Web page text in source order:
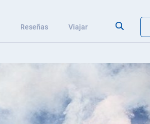
Reseñas Viajar